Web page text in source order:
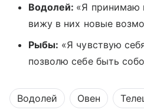
Водолей: «Я принимаю
вижу в них новые
Рыбы: «Я чувствую
позволю себе быть
Водолей Овен